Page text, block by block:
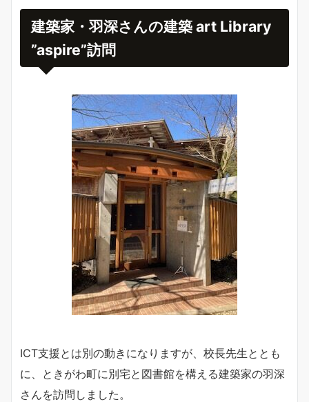
建築家・羽深さんの建築 art Library
”aspire”訪問
ICT支援とは別の動きになりますが、校長先生ととも
に、ときがわ町に別宅と図書館を構える建築家の羽深
さんを訪問しました。